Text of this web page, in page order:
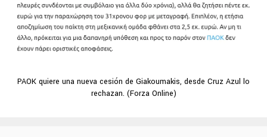
PAOK quiere una nueva cesión de Giakoumakis, desde Cruz Azul lo
rechazan. (Forza Online)